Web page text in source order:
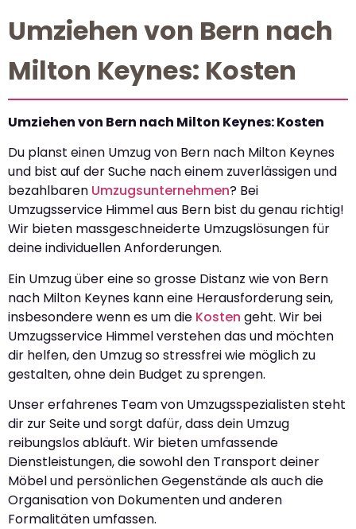
Umziehen von Bern nach
Milton Keynes: Kosten
Umziehen von Bern nach Milton Keynes: Kosten
Du planst einen Umzug von Bern nach Milton Keynes
und bist auf der Suche nach einem zuverlässigen und
bezahlbaren Umzugsunternehmen? Bei
Umzugsservice Himmel aus Bern bist du genau richtig!
Wir bieten massgeschneiderte Umzugslösungen für
deine individuellen Anforderungen.
Ein Umzug über eine so grosse Distanz wie von Bern
nach Milton Keynes kann eine Herausforderung sein,
insbesondere wenn es um die Kosten geht. Wir bei
Umzugsservice Himmel verstehen das und möchten
dir helfen, den Umzug so stressfrei wie möglich zu
gestalten, ohne dein Budget zu sprengen.
Unser erfahrenes Team von Umzugsspezialisten steht
dir zur Seite und sorgt dafür, dass dein Umzug
reibungslos abläuft. Wir bieten umfassende
Dienstleistungen, die sowohl den Transport deiner
Möbel und persönlichen Gegenstände als auch die
Organisation von Dokumenten und anderen
Formalitäten umfassen.